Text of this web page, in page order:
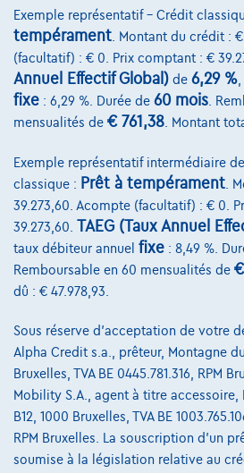
10/2020
44.308 km Essence
110 kW ( 150 CV )
€24.900 ✓ TVA déductible
Dès€512,54/mois
1160 Auderghem,Deman Brussels
Comparer
Voir le
Exemple représentatif – Crédit
tempérament . Montant du crédit :
(facultatif) : € 0. Prix comptant : €
Annuel Effectif Global) de 6,29 %
fixe : 6,29 %. Durée de 60 mois .
mensualités de € 761,38 . Montant
Exemple représentatif intermédiaire
classique : Prêt à tempérament .
39.273,60. Acompte (facultatif) : € 0.
39.273,60. TAEG (Taux Annuel
taux débiteur annuel fixe : 8,49 %.
Remboursable en 60 mensualités de
dû : € 47.978,93.
Sous réserve d'acceptation de votre
Alpha Credit s.a., prêteur, Montagne
Bruxelles, TVA BE 0445.781.316, RPM
Mobility S.A., agent à titre accessoire,
B12, 1000 Bruxelles, TVA BE
RPM Bruxelles. La souscription d'un
soumise à la législation relative au